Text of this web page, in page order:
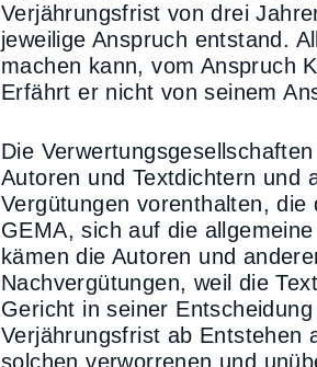
Verjährungsfrist von drei
jeweilige Anspruch entstand.
machen kann, vom Anspruch
Erfährt er nicht von seinem
Die
Autoren und Textdichtern und
Vergütungen vorenthalten,
GEMA, sich auf die
kämen die Autoren und
Nachvergütungen, weil die
Gericht in seiner
Verjährungsfrist ab Entstehen
solchen verworrenen und